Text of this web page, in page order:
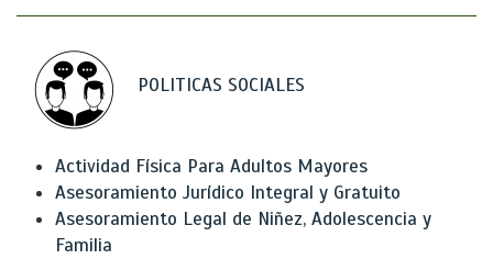
POLITICAS SOCIALES
Actividad Física Para Adultos Mayores
Asesoramiento Jurídico Integral y Gratuito
Asesoramiento Legal de Niñez, Adolescencia y
Familia